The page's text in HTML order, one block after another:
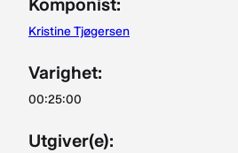
Komponist:
Kristine Tjøgersen
Varighet:
00:25:00
Utgiver(e):